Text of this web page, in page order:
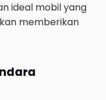
ideal mobil yang
memberikan